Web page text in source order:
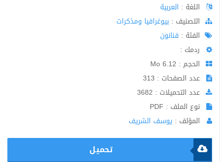
اللغة : العربية
اﻟﺘﺼﻨﻴﻒ : بيوغرافيا ومذكرات
الفئة : فنانون
ردمك :
الحجم : 6.12 Mo
عدد الصفحات : 313
عدد التحميلات : 3682
نوع الملف : PDF
المؤلف : يوسف الشريف
تحميل